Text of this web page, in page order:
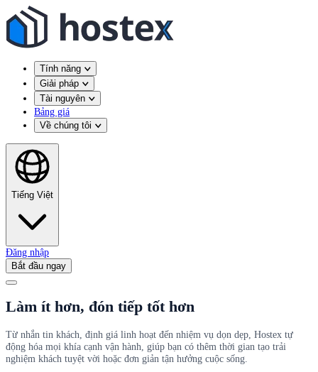
Tính năng
Giải pháp
Tài nguyên
Bảng giá
Về chúng tôi
Tiếng Việt
Đăng nhập
Bắt đầu ngay
Làm ít hơn, đón tiếp tốt hơn
Từ nhắn tin khách, định giá linh hoạt đến nhiệm vụ dọn dẹp, Hostex tự
động hóa mọi khía cạnh vận hành, giúp bạn có thêm thời gian tạo trải
nghiệm khách tuyệt vời hoặc đơn giản tận hưởng cuộc sống.